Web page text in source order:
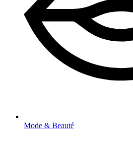
Mode & Beauté